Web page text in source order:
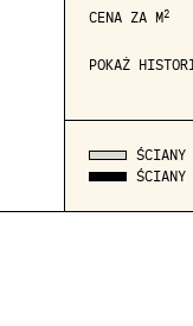
CENA ZA M2
POKAŻ
ŚCIANY
ŚCIANY